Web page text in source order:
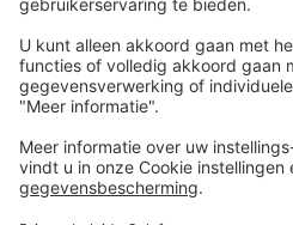
Bestellen in onze webshop
Community